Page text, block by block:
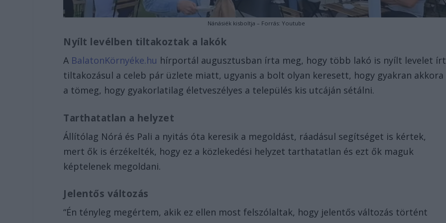
Nánásiék kisboltja – Forrás: Youtube
Nyílt levélben tiltakoztak a lakók
A BalatonKörnyéke.hu hírportál augusztusban írta meg, hogy több lakó is nyílt levelet írt
tiltakozásul a celeb pár üzlete miatt, ugyanis a bolt olyan keresett, hogy gyakran akkora
a tömeg, hogy gyakorlatilag életveszélyes a település kis utcáján sétálni.
Tarthatatlan a helyzet
Állítólag Nórá és Pali a nyitás óta keresik a megoldást, ráadásul segítséget is kértek,
mert ők is érzékelték, hogy ez a közlekedési helyzet tarthatatlan és ezt ők maguk
képtelenek megoldani.
Jelentős változás
“Én tényleg megértem, akik ez ellen most felszólaltak, hogy jelentős változás történt